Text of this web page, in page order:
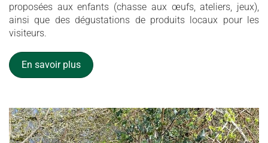
proposées aux enfants (chasse aux œufs, ateliers, jeux),
ainsi que des dégustations de produits locaux pour les
visiteurs.
En savoir plus